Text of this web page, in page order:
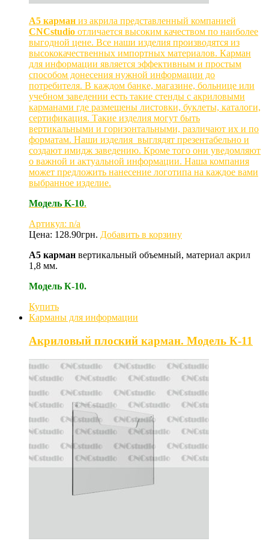
А5 карман из акрила представленный компанией
CNCstudio отличается высоким качеством по наиболее
выгодной цене. Все наши изделия производятся из
высококачественных импортных материалов. Карман
для информации является эффективным и простым
способом донесения нужной информации до
потребителя. В каждом банке, магазине, больнице или
учебном заведении есть такие стенды с акриловыми
карманами где размещены листовки, буклеты, каталоги,
сертификация. Такие изделия могут быть
вертикальными и горизонтальными, различают их и по
форматам. Наши изделия выглядят презентабельно и
создают имидж заведению. Кроме того они уведомляют
о важной и актуальной информации. Наша компания
может предложить нанесение логотипа на каждое вами
выбранное изделие.
Модель K-10.
Артикул: n/a
Цена: 128.90грн. Добавить в корзину
А5 карман вертикальный объемный, материал акрил
1,8 мм.
Модель К-10.
Купить
Карманы для информации
Акриловый плоский карман. Модель К-11